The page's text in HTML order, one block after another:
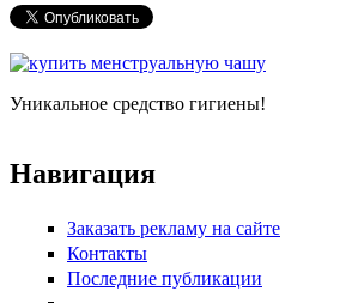
Уникальное средство гигиены!
Навигация
Заказать рекламу на сайте
Контакты
Последние публикации